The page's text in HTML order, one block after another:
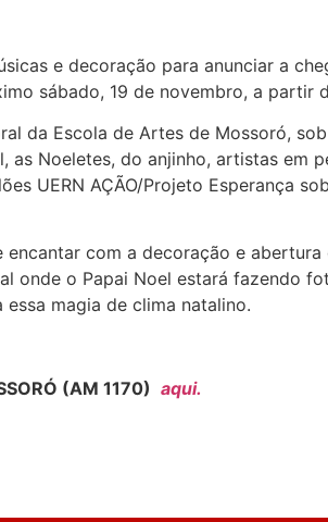
e decoração para anunciar a
sábado, 19 de novembro, a partir
da Escola de Artes de Mossoró,
Noeletes, do anjinho, artistas em
UERN AÇÃO/Projeto Esperança
com a decoração e
onde o Papai Noel estará fazendo
magia de clima natalino.
(AM 1170) aqui.